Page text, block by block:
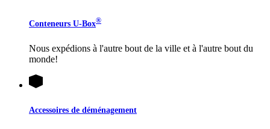
Conteneurs U-Box®
Nous expédions à l'autre bout de la ville et à l'autre bout du
monde!
Accessoires de déménagement